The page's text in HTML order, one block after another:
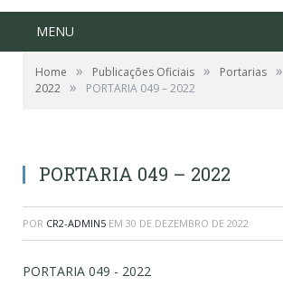
MENU
Home » Publicações Oficiais » Portarias »
2022 » PORTARIA 049 – 2022
PORTARIA 049 – 2022
POR CR2-ADMIN5 EM 30 DE DEZEMBRO DE 2022
PORTARIA 049 - 2022